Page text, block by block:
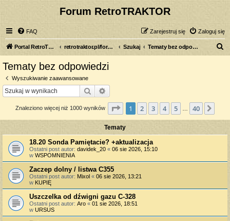
Forum RetroTRAKTOR
FAQ Zaloguj się
Zarejestruj się
Portal RetroTRAKTOR.pl retrotraktor.pl/forum Szukaj Tematy bez odpowiedzi
Tematy bez odpowiedzi
Wyszukiwanie zaawansowane
Szukaj
Znaleziono więcej niż 1000 wyników Strona z40
1 2 3 4 5 40
Tematy
18.20 Sonda Pamiętacie? +aktualizacja
Ostatni post autor: davidek_20 « 06 sie 2026, 15:10
w WSPOMNIENIA
Zaczep dolny / listwa C355
Ostatni post autor: Mixol « 06 sie 2026, 13:21
w KUPIĘ
Uszczelka od dźwigni gazu C-328
Ostatni post autor: Aro « 01 sie 2026, 18:51
w URSUS